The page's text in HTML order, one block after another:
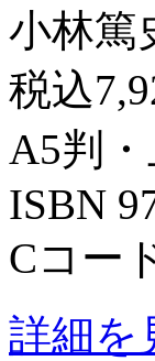
小林篤
税込
A5判
ISBN
Cコー
詳細を